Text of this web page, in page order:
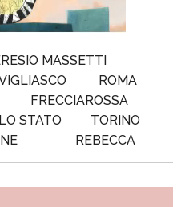
MASSETTI
ROMA
FRECCIAROSSA
STATO
TORINO
REBECCA